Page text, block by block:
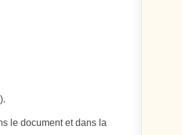
le document et dans la